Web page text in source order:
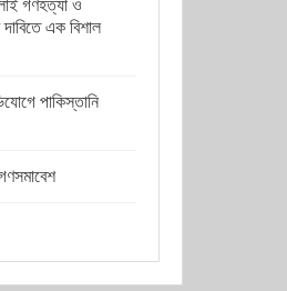
গণহত্যা ও
দাবিতে এক বিশাল
পাকিস্তানি